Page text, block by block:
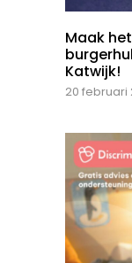
Maak
Katwijk!
20 februari